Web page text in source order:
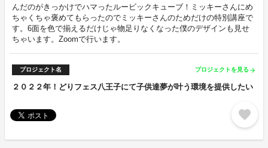
んだのがきっかけでハマったルービックキューブ！ミッキーさんにめ
ちゃくちゃ褒めてもらったのでミッキーさんのためだけの特別講座で
す。6面を色で揃えるだけじゃ物足りなくなった僕のデザインも見せ
ちゃいます。Zoomで行います。
プロジェクト名 プロジェクトを見る arrow_forward
２０２２年！どりフェス八王子にて子供達夢が叶う環境を提供したい
favorite